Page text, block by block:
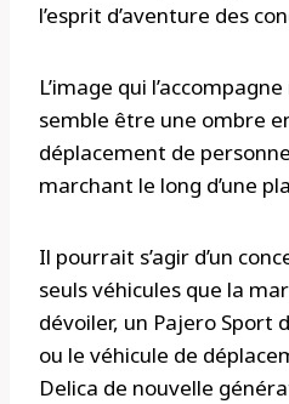
l’esprit d’aventure des
L’image qui
semble être une ombre
déplacement de
marchant le long d’une
Il pourrait s’agir d’un
seuls véhicules que la
dévoiler, un Pajero Sport
ou le véhicule de
Delica de nouvelle